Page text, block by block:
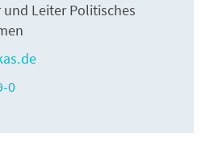
Leiter Politisches
0